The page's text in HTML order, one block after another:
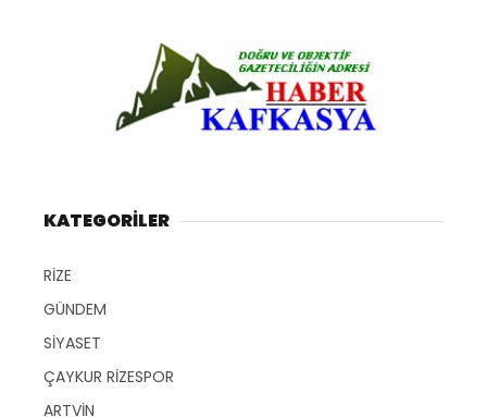
KATEGORİLER
RİZE
GÜNDEM
SİYASET
ÇAYKUR RİZESPOR
ARTVİN